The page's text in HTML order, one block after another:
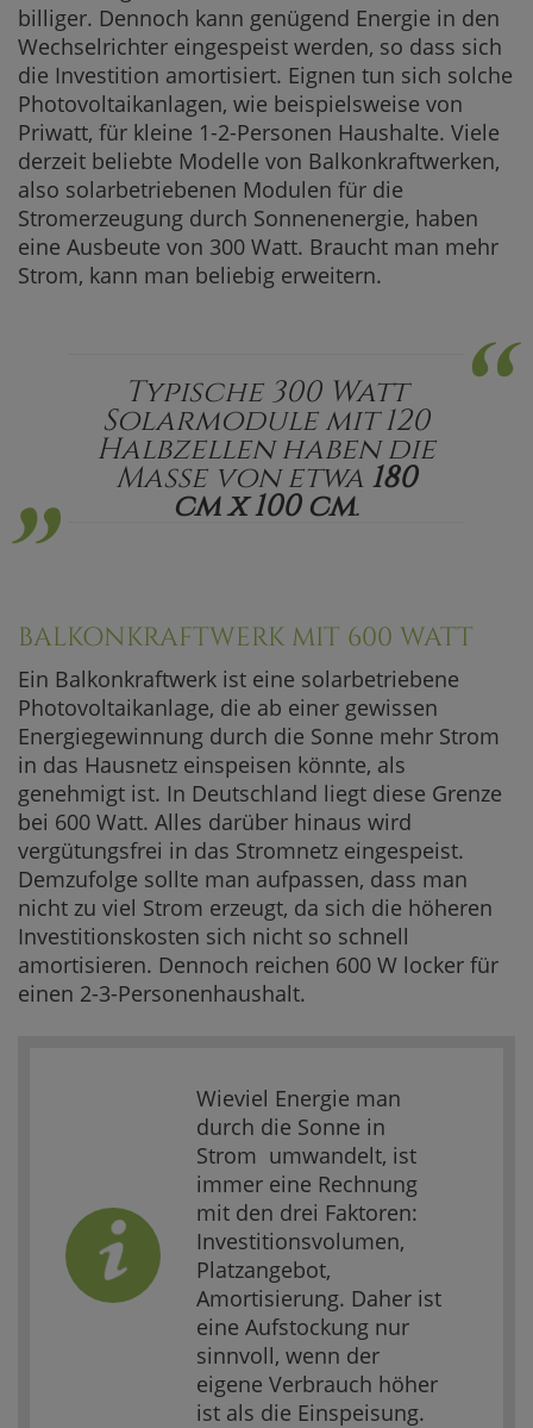
billiger. Dennoch kann genügend Energie in den
Wechselrichter eingespeist werden, so dass sich
die Investition amortisiert. Eignen tun sich solche
Photovoltaikanlagen, wie beispielsweise von
Priwatt, für kleine 1-2-Personen Haushalte. Viele
derzeit beliebte Modelle von Balkonkraftwerken,
also solarbetriebenen Modulen für die
Stromerzeugung durch Sonnenenergie, haben
eine Ausbeute von 300 Watt. Braucht man mehr
Strom, kann man beliebig erweitern.
“
„ Typische 300 Watt
Solarmodule mit 120
Halbzellen haben die
Maße von etwa 180
cm x 100 cm.
BALKONKRAFTWERK MIT 600 WATT
Ein Balkonkraftwerk ist eine solarbetriebene
Photovoltaikanlage, die ab einer gewissen
Energiegewinnung durch die Sonne mehr Strom
in das Hausnetz einspeisen könnte, als
genehmigt ist. In Deutschland liegt diese Grenze
bei 600 Watt. Alles darüber hinaus wird
vergütungsfrei in das Stromnetz eingespeist.
Demzufolge sollte man aufpassen, dass man
nicht zu viel Strom erzeugt, da sich die höheren
Investitionskosten sich nicht so schnell
amortisieren. Dennoch reichen 600 W locker für
einen 2-3-Personenhaushalt.
Wieviel Energie man
durch die Sonne in
Strom umwandelt, ist
immer eine Rechnung
mit den drei Faktoren:
Investitionsvolumen,
Platzangebot,
Amortisierung. Daher ist
eine Aufstockung nur
sinnvoll, wenn der
eigene Verbrauch höher
ist als die Einspeisung.